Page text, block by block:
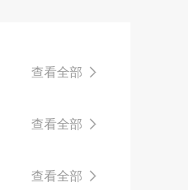
查看全部
查看全部
查看全部